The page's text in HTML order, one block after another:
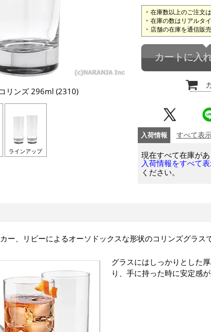
リンズ 296ml (2310)
ラインアップ
在庫数以上のご注文
在庫の数はリアルタ
店舗の在庫を通信販
カートに入
入荷情報 すべて表
現在すべて在庫があ
入荷情報をすべて
ください。
ー、リビーによるオーソドックスな形状のコリンズグラスで
グラスにはしっかりとした
り、手に持った時に安定感が